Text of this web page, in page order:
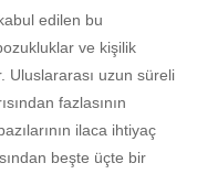
edilen bu
ve kişilik
Uluslararası uzun süreli
fazlasının
ilaca ihtiyaç
beşte üçte bir